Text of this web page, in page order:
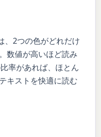
、2つの色がどれだけ
数値が高いほど読み
率があれば、ほとん
キストを快適に読む